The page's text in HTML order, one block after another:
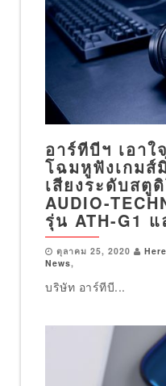
อาร์ทีบีฯ เอาใ
โฉมหูฟังเกม
เสียงระดับสตู
AUDIO-
รุ่น ATH-G1 แ
ตุลาคม 25, 2020
News,
บริษัท อาร์ทีบี...